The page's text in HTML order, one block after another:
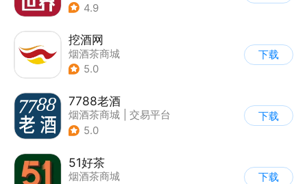
4.9
挖酒网
烟酒茶商城
5.0
下载
7788老酒
烟酒茶商城
交易平台
5.0
下载
51好茶
烟酒茶商城
下载